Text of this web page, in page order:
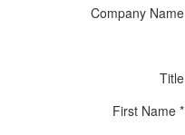
Company Name
Title
First Name *